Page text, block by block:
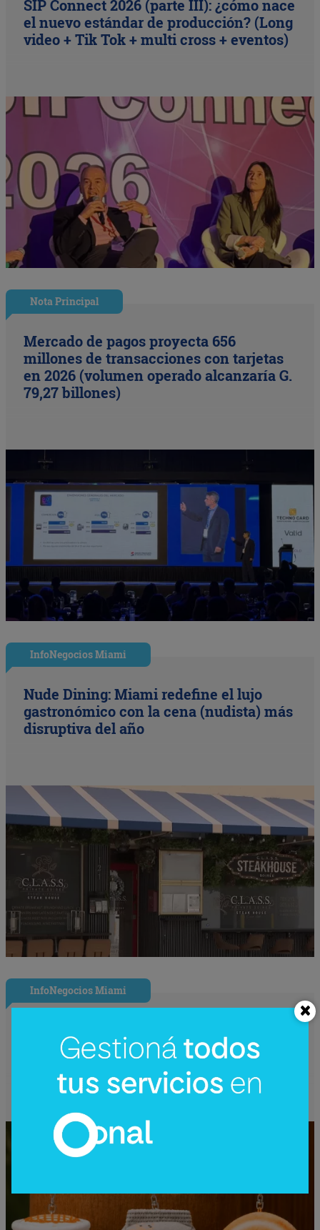
SIP Connect 2026 (parte III): ¿cómo nace
el nuevo estándar de producción? (Long
video + Tik Tok + multi cross + eventos)
Nota Principal
Mercado de pagos proyecta 656
millones de transacciones con tarjetas
en 2026 (volumen operado alcanzaría G.
79,27 billones)
InfoNegocios Miami
Nude Dining: Miami redefine el lujo
gastronómico con la cena (nudista) más
disruptiva del año
InfoNegocios Miami
coleccionable que vale más que el café
(el producto se convierte en ecosistema)